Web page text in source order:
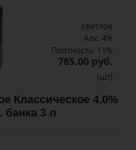
светлое
Алк: 4%
Плотность: 11%
785.00 руб.
(шт)
Классическое 4,0%
банка 3 л